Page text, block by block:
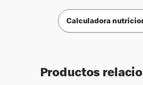
Calculadora
Productos